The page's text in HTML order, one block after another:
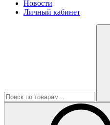
Новости
Личный кабинет